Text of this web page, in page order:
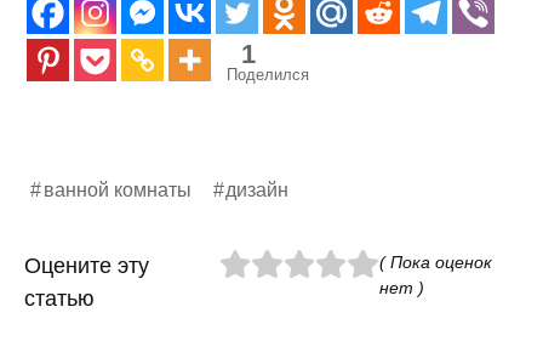
1
Поделился
ванной комнаты дизайн
Оцените эту
статью
( Пока оценок
нет )